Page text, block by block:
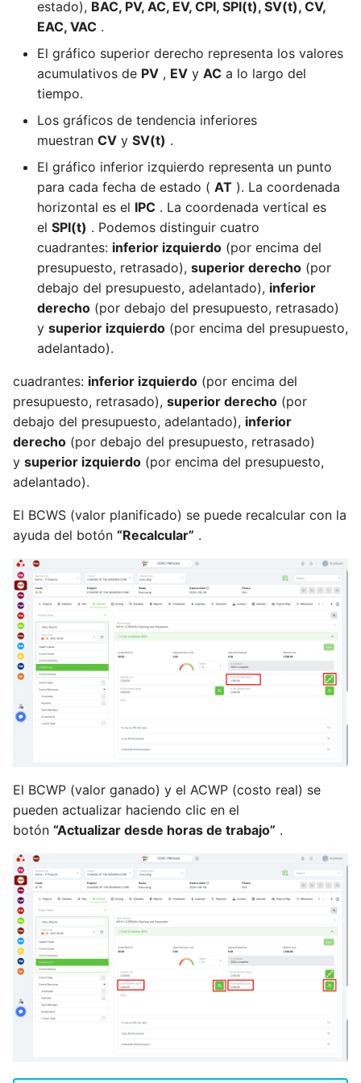
estatuto del equipo
Como PM, FM, RQ, SP,
puedo reunirme con el
equipo del proyecto
Como PM, FM, RQ, SP,
puedo revisar los
beneficios del proyecto
Como SH, FM, PM, SP, RQ,
puedo revisar la carta del
proyecto
Como PM, RQ, puedo
revisar el registro de
partes interesadas
Como PM, RQ, SP, SH, FM,
puedo revisar la
declaración del alcance
Como SH, RQ, SP, FM,
puedo controlar la
verificación del estado del
Como SH, RQ, SP, FM, PM,
del proyecto
Como SH, RQ, SP, FM,
puedo controlar el alcance
Como SH, RQ, SP, FM, PM,
puedo controlar el
cronograma
Como SH, puedo confiar
Como FM, PMO, puedo
configurar notificaciones
Como PM, puedo enviar
por correo electrónico
cambios en las
asignaciones
Como PM, puedo
configurar recordatorios
por correo electrónico para
actualizar el registro de
suposiciones
Como gerente de
proyecto, puedo planificar
el registro de las partes
interesadas
Como FM, PMO, puedo
gestionar pagos
Como FM, PMO, puedo
gestionar facturas
Como FM, PMO, PfM, PgM,
PM, puedo revisar los hitos
de todos los proyectos
estado), BAC, PV, AC, EV, CPI, SPI(t), SV(t), CV,
EAC, VAC .
El gráfico superior derecho representa los valores
acumulativos de PV , EV y AC a lo largo del
tiempo.
Los gráficos de tendencia inferiores
muestran CV y SV(t) .
El gráfico inferior izquierdo representa un punto
para cada fecha de estado ( AT ). La coordenada
horizontal es el IPC . La coordenada vertical es
el SPI(t) . Podemos distinguir cuatro
cuadrantes: inferior izquierdo (por encima del
presupuesto, retrasado), superior derecho (por
debajo del presupuesto, adelantado), inferior
derecho (por debajo del presupuesto, retrasado)
y superior izquierdo (por encima del presupuesto,
adelantado).
cuadrantes: inferior izquierdo (por encima del
presupuesto, retrasado), superior derecho (por
debajo del presupuesto, adelantado), inferior
derecho (por debajo del presupuesto, retrasado)
y superior izquierdo (por encima del presupuesto,
adelantado).
El BCWS (valor planificado) se puede recalcular con la
ayuda del botón “Recalcular” .
El BCWP (valor ganado) y el ACWP (costo real) se
pueden actualizar haciendo clic en el
botón “Actualizar desde horas de trabajo” .